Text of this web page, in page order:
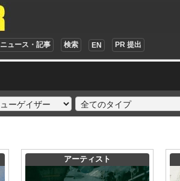
ニュース・記事 検索 EN PR 提出
アーティスト